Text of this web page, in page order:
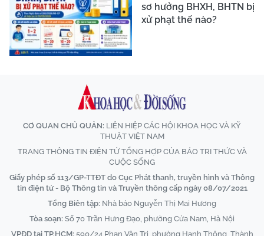
sơ hưởng BHXH, BHTN bị
xử phạt thế nào?
CƠ QUAN CHỦ QUẢN: LIÊN HIỆP CÁC HỘI KHOA HỌC VÀ KỸ
THUẬT VIỆT NAM
TRANG THÔNG TIN ĐIỆN TỬ TỔNG HỢP CỦA BÁO TRI THỨC VÀ
CUỘC SỐNG
Giấy phép số 113/GP-TTĐT do Cục Phát thanh, truyền hình và Thông
tin điện tử - Bộ Thông tin và Truyền thông cấp ngày 08/07/2021
Tổng Biên tập: Nhà báo Nguyễn Thị Mai Hương
Tòa soạn: Số 70 Trần Hưng Đạo, phường Cửa Nam, Hà Nội
VPĐD tại TP.HCM: 590/24 Phan Văn Trị, phường Hạnh Thông, Thành